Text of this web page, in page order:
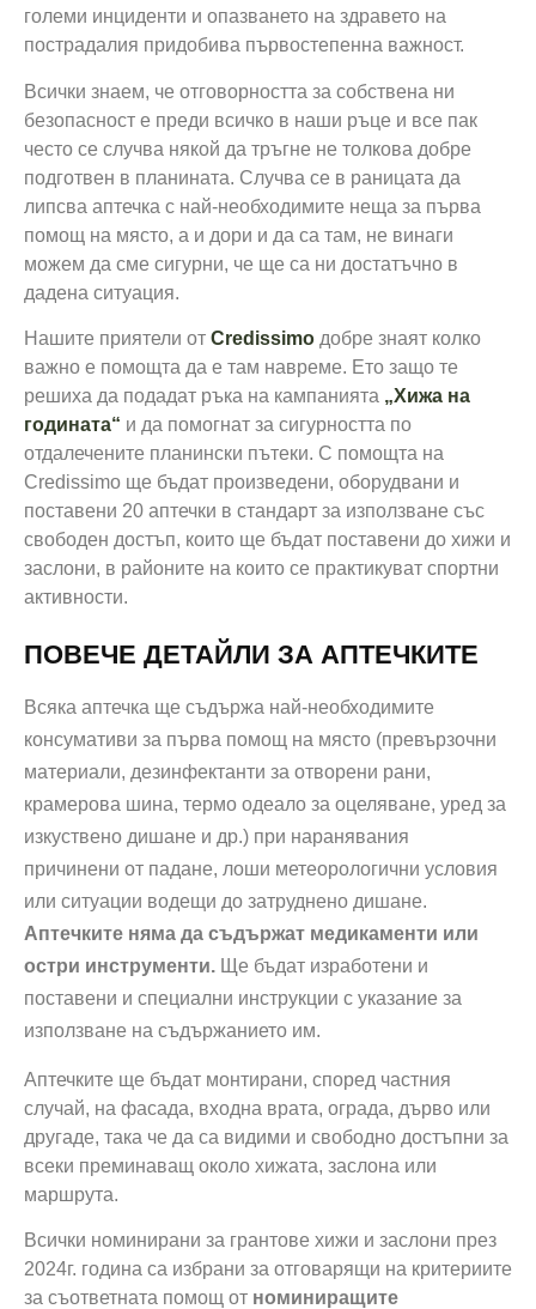
големи инциденти и опазването на здравето на
пострадалия придобива първостепенна важност.
Всички знаем, че отговорността за собствена ни
безопасност е преди всичко в наши ръце и все пак
често се случва някой да тръгне не толкова добре
подготвен в планината. Случва се в раницата да
липсва аптечка с най-необходимите неща за първа
помощ на място, а и дори и да са там, не винаги
можем да сме сигурни, че ще са ни достатъчно в
дадена ситуация.
Нашите приятели от Credissimo добре знаят колко
важно е помощта да е там навреме. Ето защо те
решиха да подадат ръка на кампанията „Хижа на
годината“ и да помогнат за сигурността по
отдалечените планински пътеки. С помощта на
Credissimo ще бъдат произведени, оборудвани и
поставени 20 аптечки в стандарт за използване със
свободен достъп, които ще бъдат поставени до хижи и
заслони, в районите на които се практикуват спортни
активности.
ПОВЕЧЕ ДЕТАЙЛИ ЗА АПТЕЧКИТЕ
Всяка аптечка ще съдържа най-необходимите
консумативи за първа помощ на място (превързочни
материали, дезинфектанти за отворени рани,
крамерова шина, термо одеало за оцеляване, уред за
изкуствено дишане и др.) при наранявания
причинени от падане, лоши метеорологични условия
или ситуации водещи до затруднено дишане.
Аптечките няма да съдържат медикаменти или
остри инструменти. Ще бъдат изработени и
поставени и специални инструкции с указание за
използване на съдържанието им.
Аптечките ще бъдат монтирани, според частния
случай, на фасада, входна врата, ограда, дърво или
другаде, така че да са видими и свободно достъпни за
всеки преминаващ около хижата, заслона или
маршрута.
Всички номинирани за грантове хижи и заслони през
2024г. година са избрани за отговарящи на критериите
за съответната помощ от номиниращите